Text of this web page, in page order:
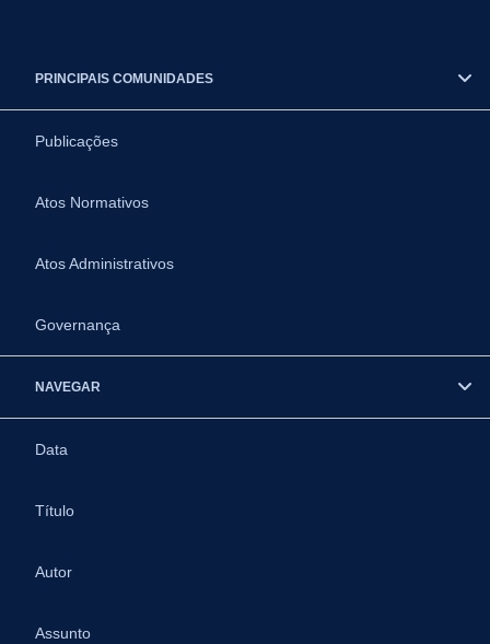
PRINCIPAIS COMUNIDADES
Publicações
Atos Normativos
Atos Administrativos
Governança
NAVEGAR
Data
Título
Autor
Assunto